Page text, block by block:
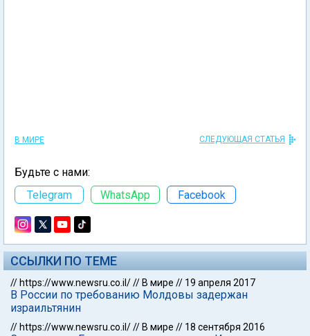
В МИРЕ СЛЕДУЮЩАЯ СТАТЬЯ
Будьте с нами:
Telegram
WhatsApp Facebook
ССЫЛКИ ПО ТЕМЕ
// https://www.newsru.co.il/// В мире // 19 апреля 2017
В России по требованию Молдовы задержан
израильтянин
// https://www.newsru.co.il/// В мире // 18 сентября 2016